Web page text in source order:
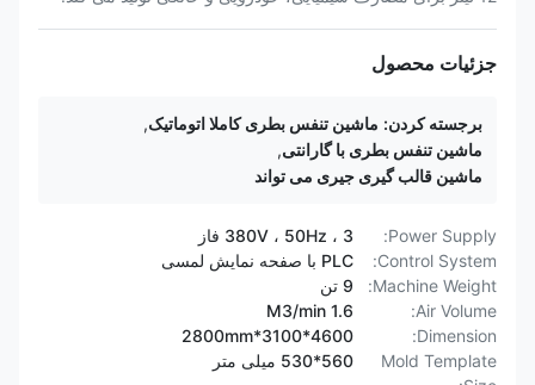
جزئیات محصول
برجسته کردن: ماشین تنفس بطری کاملا اتوماتیک,
ماشین تنفس بطری با گارانتی,
ماشین قالب گیری جیری می تواند
Power Supply:
380V ، 50Hz ، 3 فاز
Control System:
PLC با صفحه نمایش لمسی
Machine Weight:
9 تن
Air Volume:
Dimension:
4600*3100*2800mm
Mold Template
560*530 میلی متر